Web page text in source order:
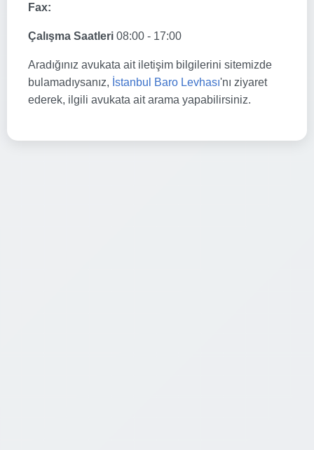
Fax:
Çalışma Saatleri 08:00 - 17:00
Aradığınız avukata ait iletişim bilgilerini sitemizde
bulamadıysanız, İstanbul Baro Levhası'nı ziyaret
ederek, ilgili avukata ait arama yapabilirsiniz.